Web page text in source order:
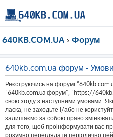
640KB.COM.UA Форум
640kb.com.ua форум -
Реєструючись на форумі
“640kb.com.ua форум”, “https://
свою згоду з наступними умовами.
ласка, не заходьте і/або не
залишаємо за собою право
для того, щоб проінформувати вас
розумно переглядати періодично цей